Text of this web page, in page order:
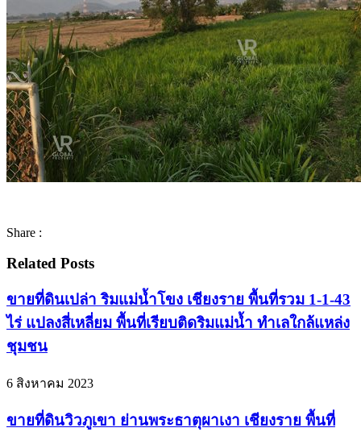
Share :
Related Posts
ขายที่ดินเปล่า ริมแม่น้ำโขง เชียงราย พื้นที่รวม 1-1-43
ไร่ แปลงสี่เหลี่ยม พื้นที่เรียบติดริมแม่น้ำ ทำเลใกล้แหล่ง
ชุมชน
6 สิงหาคม 2023
ขายที่ดินวิวภูเขา ย่านพระธาตุผาเงา เชียงราย พื้นที่